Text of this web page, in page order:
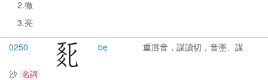
2.徹
3.亮
0250 bẹ 重唇音，謀讀切，音墨、謀
沙 名詞